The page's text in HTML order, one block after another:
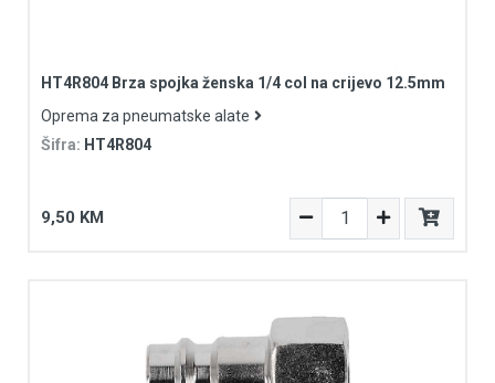
HT4R804 Brza spojka ženska 1/4 col na crijevo 12.5mm
Oprema za pneumatske alate
Šifra: HT4R804
9,50 KM